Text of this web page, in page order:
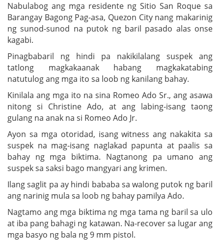
Nabulabog ang mga residente ng Sitio San Roque sa
Barangay Bagong Pag-asa, Quezon City nang makarinig
ng sunod-sunod na putok ng baril pasado alas onse
kagabi.
Pinagbabaril ng hindi pa nakikilalang suspek ang
tatlong magkakaanak habang magkakatabing
natutulog ang mga ito sa loob ng kanilang bahay.
Kinilala ang mga ito na sina Romeo Ado Sr., ang asawa
nitong si Christine Ado, at ang labing-isang taong
gulang na anak na si Romeo Ado Jr.
Ayon sa mga otoridad, isang witness ang nakakita sa
suspek na mag-isang naglakad papunta at paalis sa
bahay ng mga biktima. Nagtanong pa umano ang
suspek sa saksi bago mangyari ang krimen.
Ilang saglit pa ay hindi bababa sa walong putok ng baril
ang narinig mula sa loob ng bahay pamilya Ado.
Nagtamo ang mga biktima ng mga tama ng baril sa ulo
at iba pang bahagi ng katawan. Na-recover sa lugar ang
mga basyo ng bala ng 9 mm pistol.